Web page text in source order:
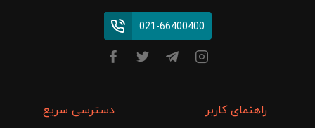
021-66400400
راهنمای کاربر دسترسی سریع